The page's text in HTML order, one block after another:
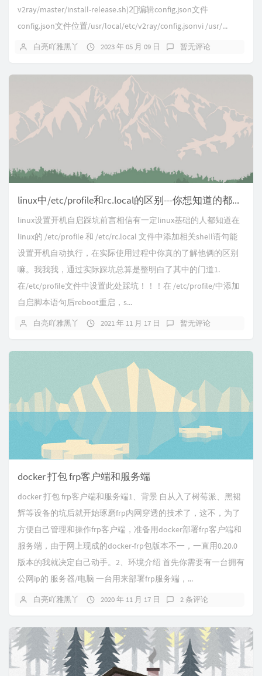
v2ray/master/install-release.sh)2⃣️编辑config.json文件
config.json文件位置/usr/local/etc/v2ray/config.jsonvi /usr/...
白亮吖雅黑丫 2023 年 05 月 09 日 暂无评论
linux中/etc/profile和rc.local的区别---你想知道的都在这里
linux设置开机自启踩坑前言相信有一定linux基础的人都知道在
linux的 /etc/profile 和 /etc/rc.local 文件中添加相关shell语句能
设置开机自动执行，在实际使用过程中你真的了解他俩的区别
嘛。我我我，通过实际踩坑总算是整明白了其中的门道1.
在/etc/profile文件中设置此处踩坑！！！在 /etc/profile/中添加
自启脚本语句后reboot重启，s...
白亮吖雅黑丫 2021 年 11 月 17 日 暂无评论
docker 打包 frp客户端和服务端
docker 打包 frp客户端和服务端1、背景​ 自从入了树莓派、黑裙
辉等设备的坑后就开始琢磨frp内网穿透的技术了，这不，为了
方便自己管理和操作frp客户端，准备用docker部署frp客户端和
服务端，由于网上现成的docker-frp包版本不一，一直用0.20.0
版本的我就决定自己动手。2、环境介绍​ 首先你需要有一台拥有
公网ip的 服务器/电脑 一台用来部署frp服务端，...
白亮吖雅黑丫 2020 年 11 月 17 日 2 条评论